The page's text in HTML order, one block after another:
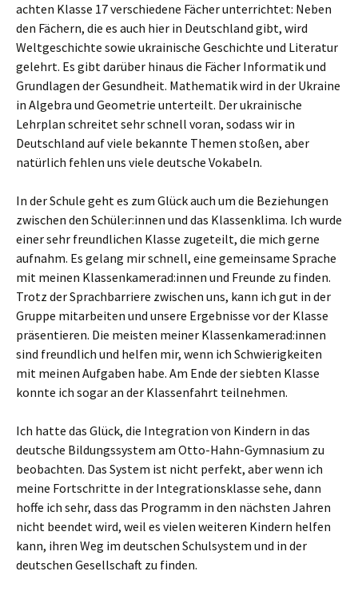
achten Klasse 17 verschiedene Fächer unterrichtet: Neben
den Fächern, die es auch hier in Deutschland gibt, wird
Weltgeschichte sowie ukrainische Geschichte und Literatur
gelehrt. Es gibt darüber hinaus die Fächer Informatik und
Grundlagen der Gesundheit. Mathematik wird in der Ukraine
in Algebra und Geometrie unterteilt. Der ukrainische
Lehrplan schreitet sehr schnell voran, sodass wir in
Deutschland auf viele bekannte Themen stoßen, aber
natürlich fehlen uns viele deutsche Vokabeln.
In der Schule geht es zum Glück auch um die Beziehungen
zwischen den Schüler:innen und das Klassenklima. Ich wurde
einer sehr freundlichen Klasse zugeteilt, die mich gerne
aufnahm. Es gelang mir schnell, eine gemeinsame Sprache
mit meinen Klassenkamerad:innen und Freunde zu finden.
Trotz der Sprachbarriere zwischen uns, kann ich gut in der
Gruppe mitarbeiten und unsere Ergebnisse vor der Klasse
präsentieren. Die meisten meiner Klassenkamerad:innen
sind freundlich und helfen mir, wenn ich Schwierigkeiten
mit meinen Aufgaben habe. Am Ende der siebten Klasse
konnte ich sogar an der Klassenfahrt teilnehmen.
Ich hatte das Glück, die Integration von Kindern in das
deutsche Bildungssystem am Otto-Hahn-Gymnasium zu
beobachten. Das System ist nicht perfekt, aber wenn ich
meine Fortschritte in der Integrationsklasse sehe, dann
hoffe ich sehr, dass das Programm in den nächsten Jahren
nicht beendet wird, weil es vielen weiteren Kindern helfen
kann, ihren Weg im deutschen Schulsystem und in der
deutschen Gesellschaft zu finden.